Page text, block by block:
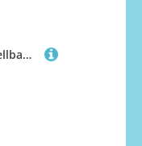
Carson 500405337 - Modellbauzubehör: FY8 Schraubenset